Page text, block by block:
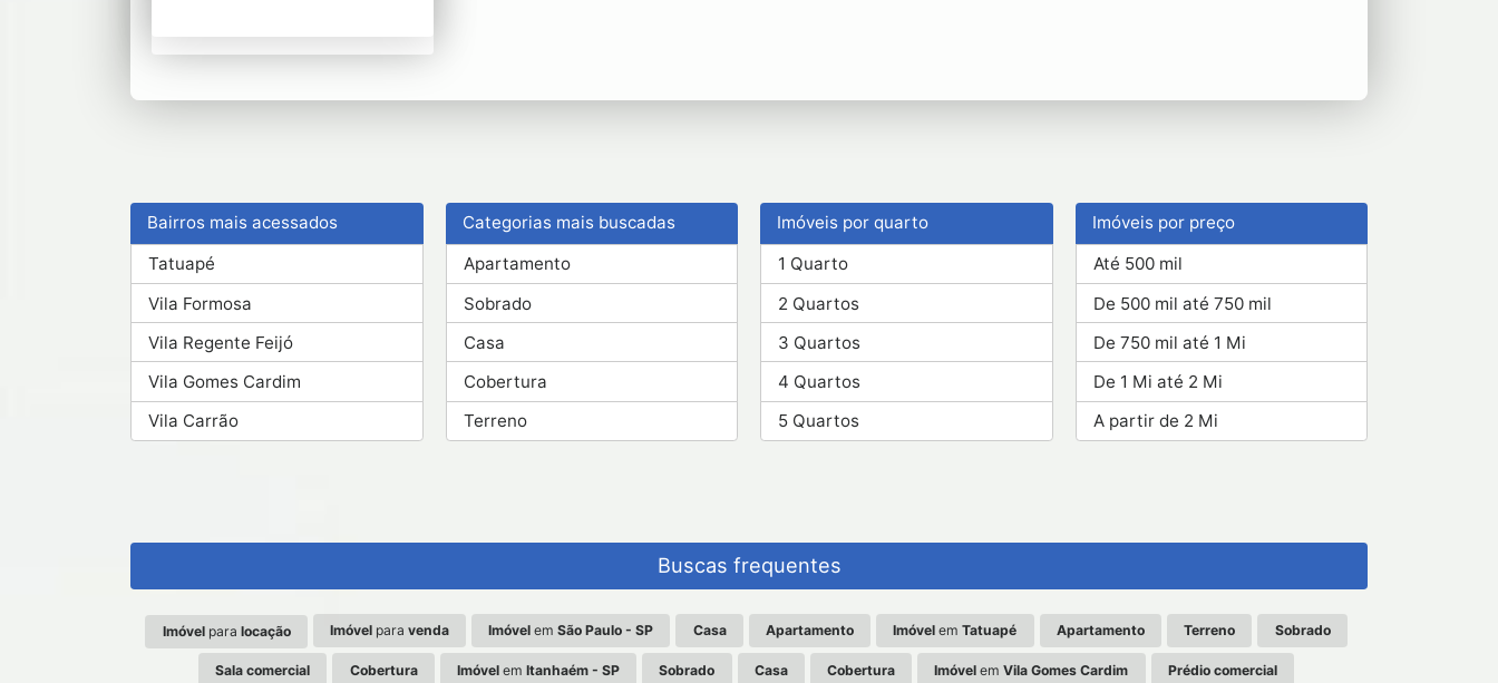
Bairros mais acessados
Tatuapé
Vila Formosa
Vila Regente Feijó
Vila Gomes Cardim
Vila Carrão
Categorias mais buscadas
Apartamento
Sobrado
Casa
Cobertura
Terreno
Imóveis por quarto
1 Quarto
2 Quartos
3 Quartos
4 Quartos
5 Quartos
Imóveis por preço
Até 500 mil
De 500 mil até 750 mil
De 750 mil até 1 Mi
De 1 Mi até 2 Mi
A partir de 2 Mi
Buscas frequentes
Imóvelpara locação Imóvelpara venda Imóvel emSão Paulo - SP Casa Apartamento Imóvel emTatuapé Apartamento Terreno Sobrado
Sala comercial Cobertura Imóvelem Itanhaém - SP Sobrado Casa Cobertura Imóvel emVila Gomes Cardim Prédio comercial